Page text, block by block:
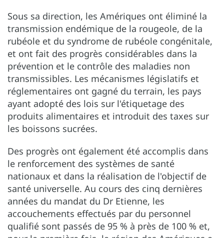
Sous sa direction, les Amériques ont éliminé la
transmission endémique de la rougeole, de la
rubéole et du syndrome de rubéole congénitale,
et ont fait des progrès considérables dans la
prévention et le contrôle des maladies non
transmissibles. Les mécanismes législatifs et
réglementaires ont gagné du terrain, les pays
ayant adopté des lois sur l'étiquetage des
produits alimentaires et introduit des taxes sur
les boissons sucrées.
Des progrès ont également été accomplis dans
le renforcement des systèmes de santé
nationaux et dans la réalisation de l'objectif de
santé universelle. Au cours des cinq dernières
années du mandat du Dr Etienne, les
accouchements effectués par du personnel
qualifié sont passés de 95 % à près de 100 % et,